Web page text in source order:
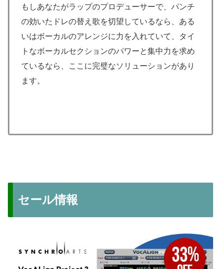
もしあなたがラップのプロデューサーで、パンチ
の効いたドレの替え歌を切望しているなら、ある
いはボーカルのアレンジに力を入れていて、タイ
トなボーカルセクションのパワーと集中力を求め
ているなら、ここに完璧なソリューションがあり
ます。
セール情報